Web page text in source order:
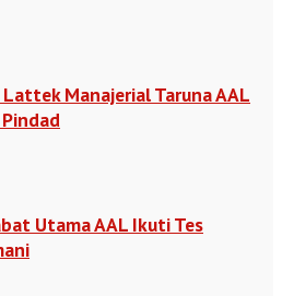
Manajerial Taruna AAL
Utama AAL Ikuti Tes